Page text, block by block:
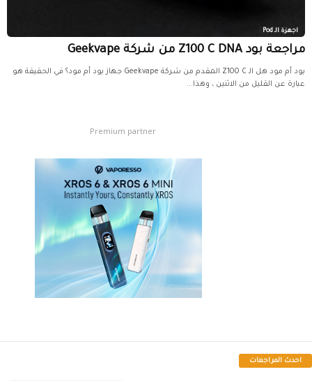
اجهزة الـ Pod
مراجعة بود Z100 C DNA من شركة Geekvape
بود أم مود هل الـ Z100 C المقدم من شركة Geekvape جهاز بود أم مود؟ في الحقيقة هو
عبارة عن القليل من الاثنين ، وهذا...
Premium partner
احدث المراجعات